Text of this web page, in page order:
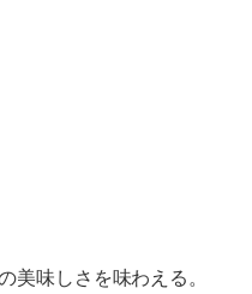
美味しさを味わえる。